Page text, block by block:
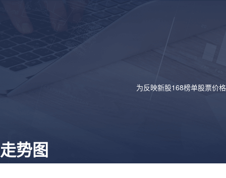
为反映新股168榜单股票价
走势图